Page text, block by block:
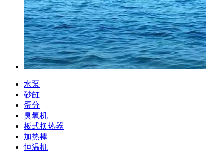
水泵
砂缸
蛋分
臭氧机
板式换热器
加热棒
恒温机